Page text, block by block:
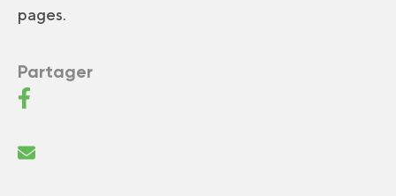
pages.
Partager